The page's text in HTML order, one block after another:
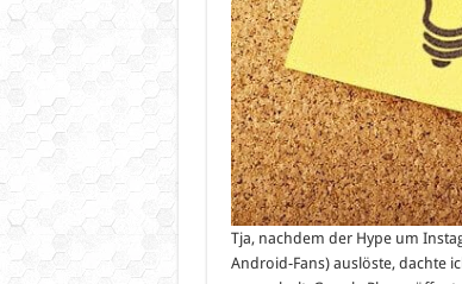
Tja, nachdem der Hype um
Android-Fans) auslöste, dachte